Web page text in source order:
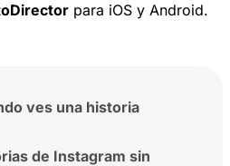
para iOS y Android.
ves una historia
de Instagram sin